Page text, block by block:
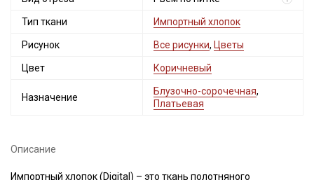
Тип ткани Импортный хлопок
Рисунок Все рисунки, Цветы
Цвет Коричневый
Назначение
Блузочно-сорочечная,
Платьевая
Описание
Импортный хлопок (Digital) – это ткань полотняного